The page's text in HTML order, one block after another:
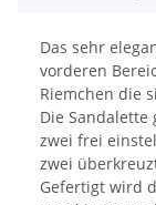
Das sehr
vorderen
Riemchen die
Die
zwei frei
zwei
Gefertigt wird